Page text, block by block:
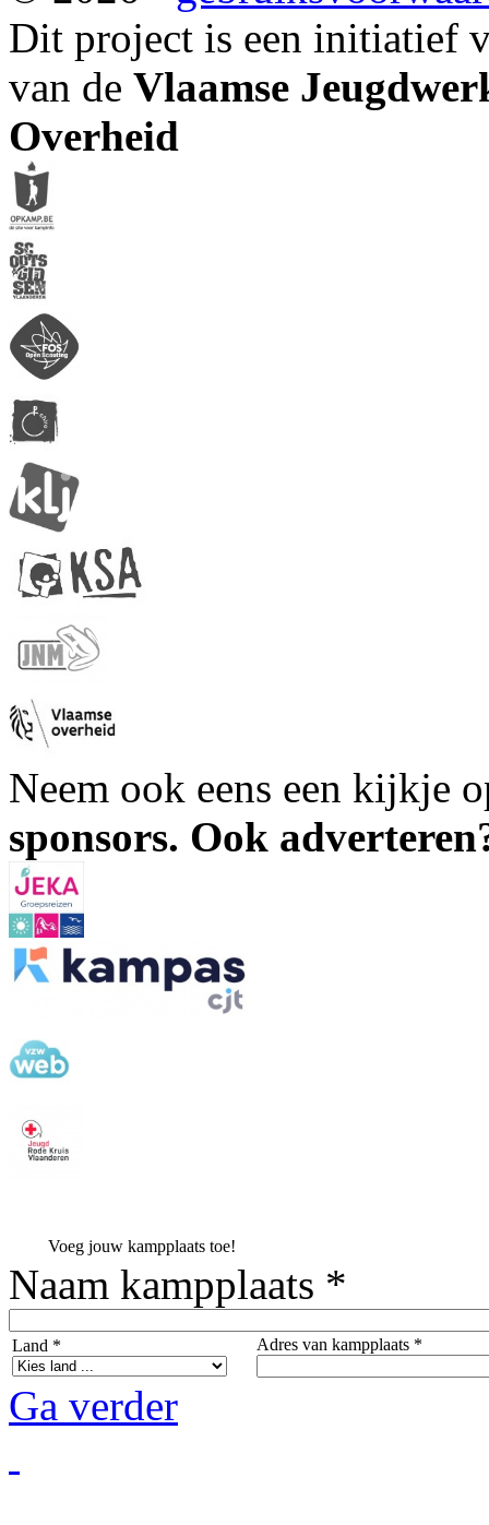
Dit project is een initiatief
van de Vlaamse
Overheid
Neem ook eens een kijkje
sponsors. Ook
Voeg jouw kampplaats toe!
Naam kampplaats *
Land * Adres van kampplaats *
Ga verder